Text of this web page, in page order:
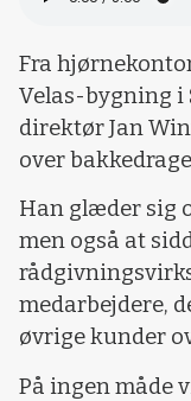
Fra
Velas-bygning i
direktør Jan
over
Han glæder sig
men også at
medarbejdere,
øvrige kunder
På ingen måde